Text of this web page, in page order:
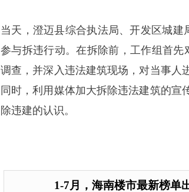
当天，澄迈县综合执法局、开发区城
参与拆违行动。在拆除前，工作组首
调查，并深入违法建筑现场，对当事人
同时，利用媒体加大拆除违法建筑的
除违建的认识。
1-7月，海南楼市最新榜单